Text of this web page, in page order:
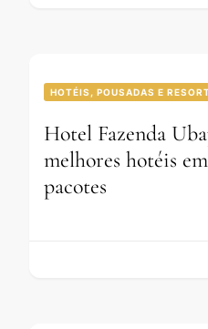
HOTÉIS, POUSADAS E
Hotel Fazenda
melhores hotéis
pacotes